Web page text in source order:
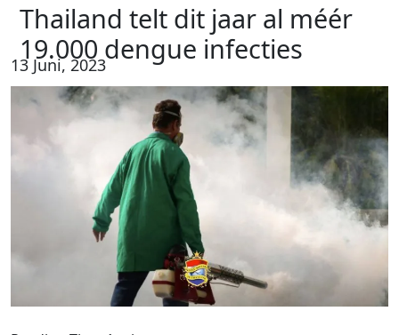
Thailand telt dit jaar al méér
19.000 dengue infecties
13 Juni, 2023